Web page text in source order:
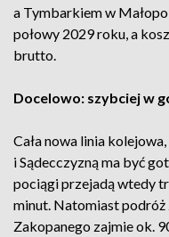
a Tymbarkiem w
połowy 2029 roku, a
brutto.
Docelowo: szybciej w
Cała nowa linia
i Sądecczyzną ma być
pociągi przejadą wtedy
minut. Natomiast
Zakopanego zajmie ok.